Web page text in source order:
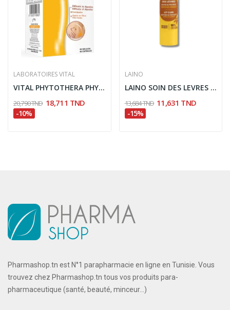
LABORATOIRES VITAL
VITAL PHYTOTHERA PHYTOFIBRES 60 GELULES
20,790 TND 18,711 TND
-10%
LAINO
LAINO SOIN DES LEVRES FRAGILISEES GOUT VANILLE 4G
13,684 TND 11,631 TND
-15%
Pharmashop.tn est N°1 parapharmacie en ligne en Tunisie. Vous
trouvez chez Pharmashop.tn tous vos produits para-
pharmaceutique (santé, beauté, minceur...)